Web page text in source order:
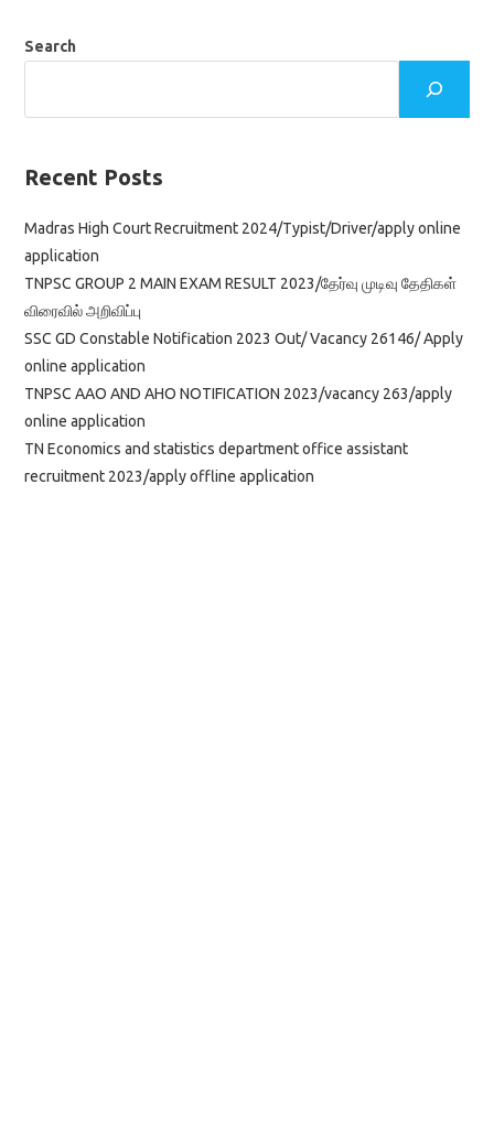
Search
Recent Posts
Madras High Court Recruitment 2024/Typist/Driver/apply online
application
TNPSC GROUP 2 MAIN EXAM RESULT 2023/தேர்வு முடிவு தேதிகள்
விரைவில் அறிவிப்பு
SSC GD Constable Notification 2023 Out/ Vacancy 26146/ Apply
online application
TNPSC AAO AND AHO NOTIFICATION 2023/vacancy 263/apply
online application
TN Economics and statistics department office assistant
recruitment 2023/apply offline application